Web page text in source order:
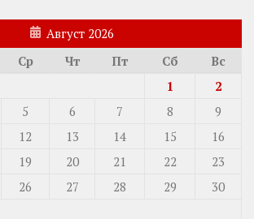
Август 2026
Ср Чт Пт Сб
Вс
1
2
5 6 7 8
9
12 13 14 15
16
19 20 21 22
23
26 27 28 29
30